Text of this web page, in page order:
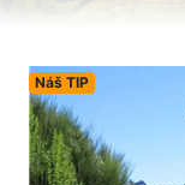
Náš TIP